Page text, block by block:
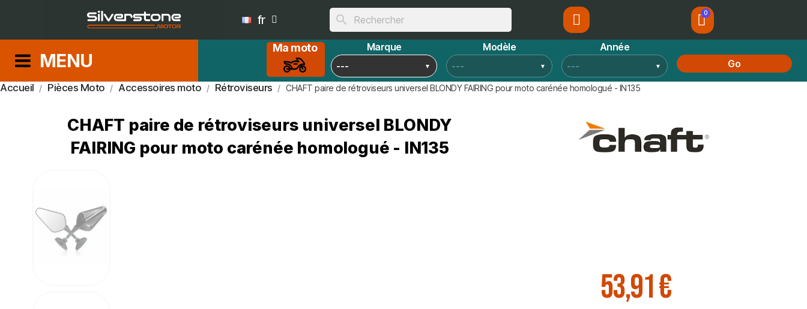
fr search
MENU
Ma moto Marque Modèle
Année
Go
Accueil Pièces Moto Accessoires moto Rétroviseurs CHAFT paire de rétroviseurs universel BLONDY FAIRING pour moto carénée homologué - IN135
CHAFT paire de rétroviseurs universel BLONDY
FAIRING pour moto carénée homologué - IN135
53,91 €